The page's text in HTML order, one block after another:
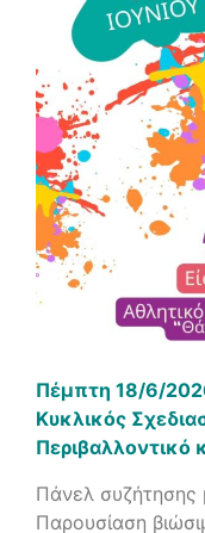
Πέμπτη 18/6/
Κυκλικός
Πάνελ συζήτησης
Παρουσίαση